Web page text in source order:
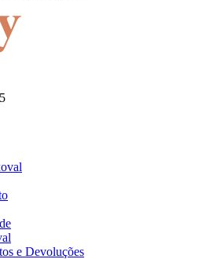
e Devoluções